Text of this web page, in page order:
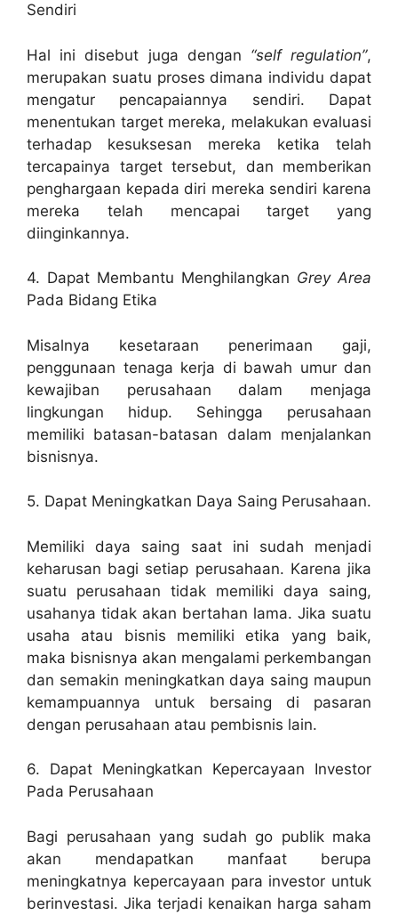
Sendiri
Hal ini disebut juga dengan “self regulation”,
merupakan suatu proses dimana individu dapat
mengatur pencapaiannya sendiri. Dapat
menentukan target mereka, melakukan evaluasi
terhadap kesuksesan mereka ketika telah
tercapainya target tersebut, dan memberikan
penghargaan kepada diri mereka sendiri karena
mereka telah mencapai target yang
diinginkannya.
4. Dapat Membantu Menghilangkan Grey Area
Pada Bidang Etika
Misalnya kesetaraan penerimaan gaji,
penggunaan tenaga kerja di bawah umur dan
kewajiban perusahaan dalam menjaga
lingkungan hidup. Sehingga perusahaan
memiliki batasan-batasan dalam menjalankan
bisnisnya.
5. Dapat Meningkatkan Daya Saing Perusahaan.
Memiliki daya saing saat ini sudah menjadi
keharusan bagi setiap perusahaan. Karena jika
suatu perusahaan tidak memiliki daya saing,
usahanya tidak akan bertahan lama. Jika suatu
usaha atau bisnis memiliki etika yang baik,
maka bisnisnya akan mengalami perkembangan
dan semakin meningkatkan daya saing maupun
kemampuannya untuk bersaing di pasaran
dengan perusahaan atau pembisnis lain.
6. Dapat Meningkatkan Kepercayaan Investor
Pada Perusahaan
Bagi perusahaan yang sudah go publik maka
akan mendapatkan manfaat berupa
meningkatnya kepercayaan para investor untuk
berinvestasi. Jika terjadi kenaikan harga saham